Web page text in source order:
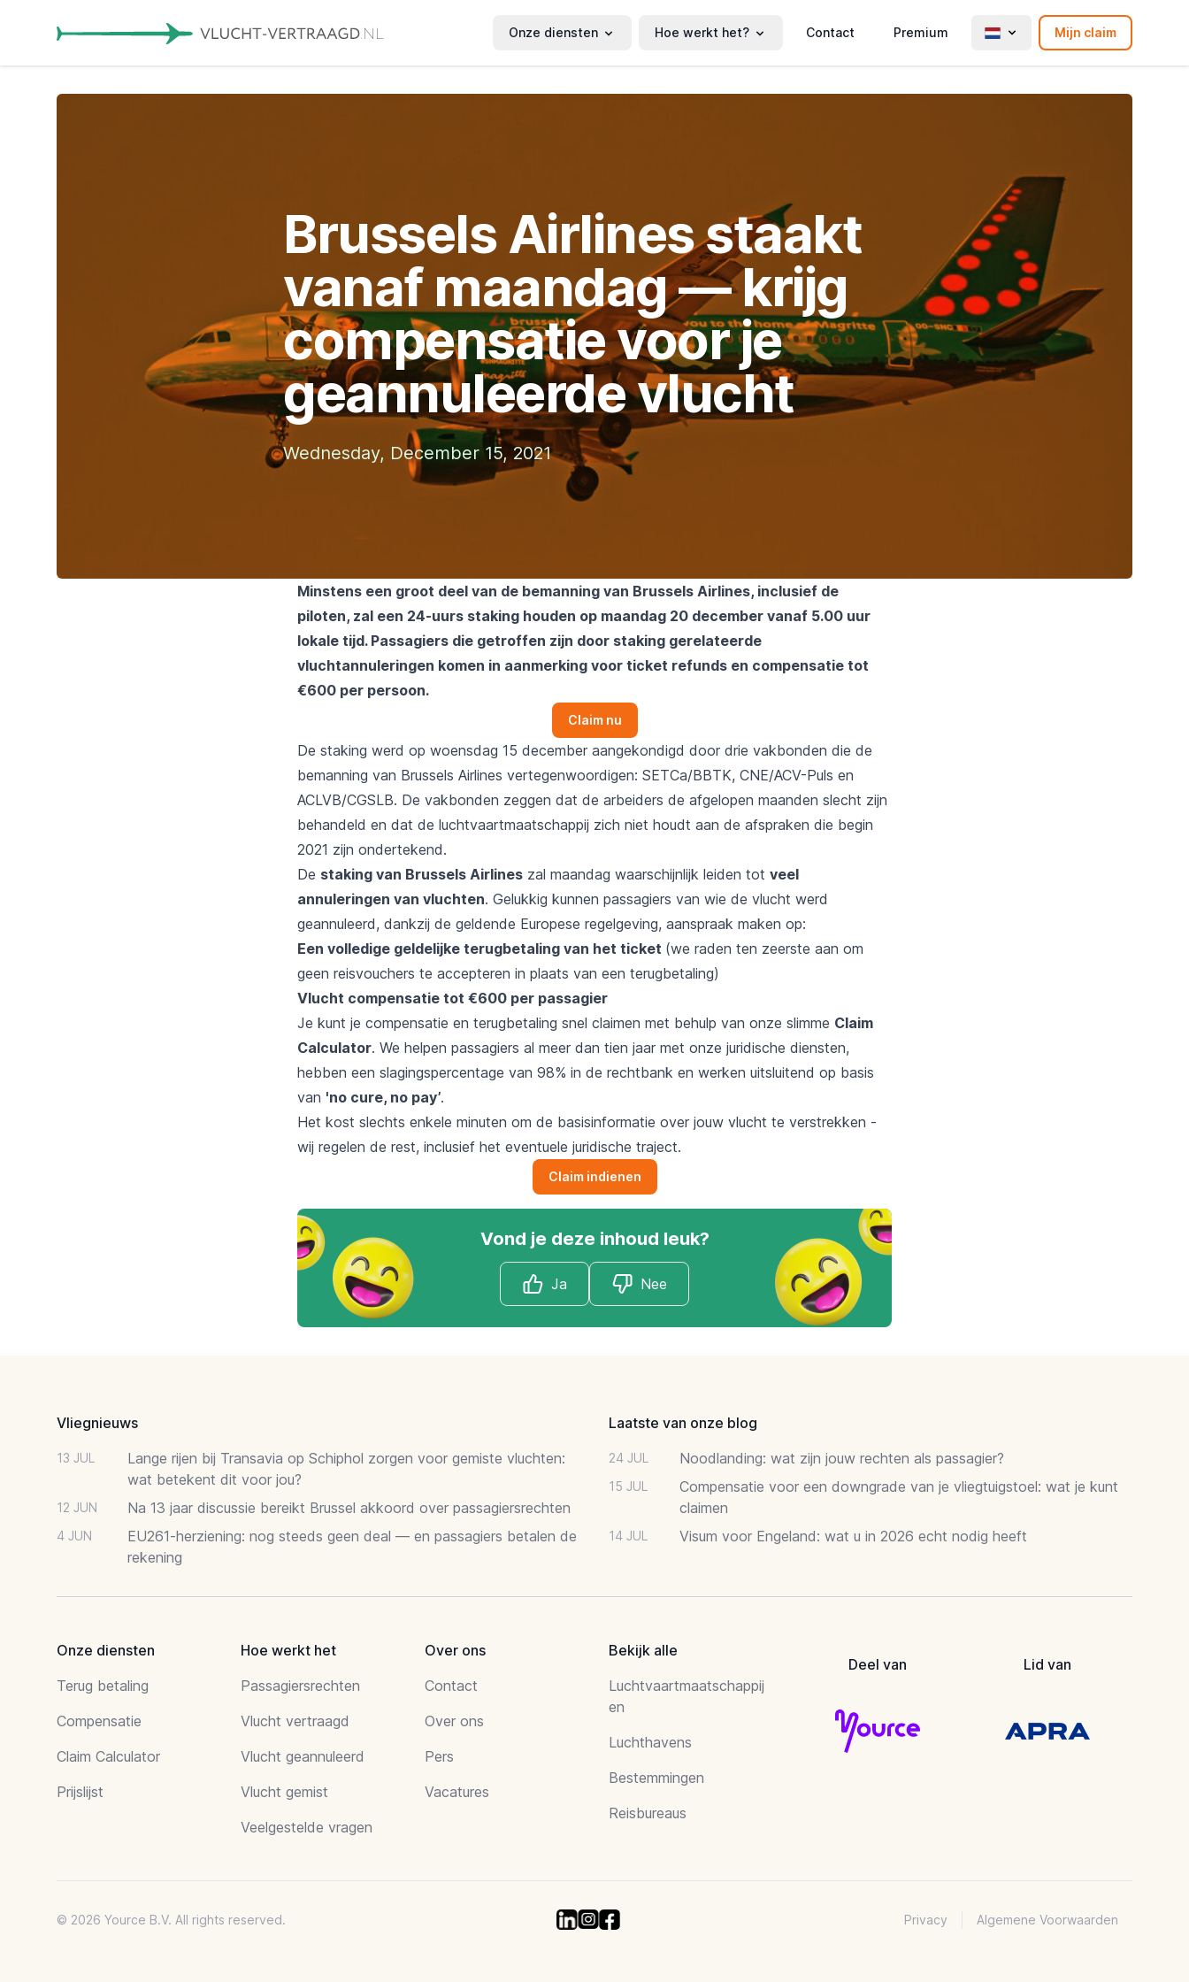
Onze diensten Hoe werkt het? Contact Premium Mijn claim
Brussels Airlines staakt
vanaf maandag — krijg
compensatie voor je
geannuleerde vlucht
Wednesday, December 15, 2021
Minstens een groot deel van de bemanning van Brussels Airlines, inclusief de
piloten, zal een 24-uurs staking houden op maandag 20 december vanaf 5.00 uur
lokale tijd. Passagiers die getroffen zijn door staking gerelateerde
vluchtannuleringen komen in aanmerking voor ticket refunds en compensatie tot
€600 per persoon.
Claim nu
De staking werd op woensdag 15 december aangekondigd door drie vakbonden die de
bemanning van Brussels Airlines vertegenwoordigen: SETCa/BBTK, CNE/ACV-Puls en
ACLVB/CGSLB. De vakbonden zeggen dat de arbeiders de afgelopen maanden slecht zijn
behandeld en dat de luchtvaartmaatschappij zich niet houdt aan de afspraken die begin
2021 zijn ondertekend.
De staking van Brussels Airlines zal maandag waarschijnlijk leiden tot veel
annuleringen van vluchten. Gelukkig kunnen passagiers van wie de vlucht werd
geannuleerd, dankzij de geldende Europese regelgeving, aanspraak maken op:
Een volledige geldelijke terugbetaling van het ticket (we raden ten zeerste aan om
geen reisvouchers te accepteren in plaats van een terugbetaling)
Vlucht compensatie tot €600 per passagier
Je kunt je compensatie en terugbetaling snel claimen met behulp van onze slimme Claim
Calculator. We helpen passagiers al meer dan tien jaar met onze juridische diensten,
hebben een slagingspercentage van 98% in de rechtbank en werken uitsluitend op basis
van 'no cure, no pay’.
Het kost slechts enkele minuten om de basisinformatie over jouw vlucht te verstrekken -
wij regelen de rest, inclusief het eventuele juridische traject.
Claim indienen
Vond je deze inhoud leuk?
Ja Nee
Vliegnieuws
13 JUL
Lange rijen bij Transavia op Schiphol zorgen voor gemiste vluchten:
wat betekent dit voor jou?
12 JUN Na 13 jaar discussie bereikt Brussel akkoord over passagiersrechten
4 JUN
EU261-herziening: nog steeds geen deal — en passagiers betalen de
rekening
Laatste van onze blog
24 JUL Noodlanding: wat zijn jouw rechten als passagier?
15 JUL
Compensatie voor een downgrade van je vliegtuigstoel: wat je kunt
claimen
14 JUL Visum voor Engeland: wat u in 2026 echt nodig heeft
Onze diensten
Terug betaling
Compensatie
Claim Calculator
Prijslijst
Hoe werkt het
Passagiersrechten
Vlucht vertraagd
Vlucht geannuleerd
Vlucht gemist
Veelgestelde vragen
Over ons
Contact
Over ons
Pers
Vacatures
Bekijk alle
Luchtvaartmaatschappij
en
Luchthavens
Bestemmingen
Reisbureaus
Deel van Lid van
© 2026 Yource B.V. All rights reserved. Privacy Algemene Voorwaarden